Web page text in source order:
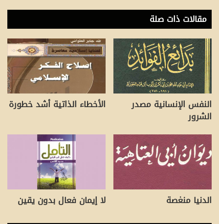
مقالات ذات صلة
النفس الإنسانية مصدر
الشرور
الأخطاء الذاتية أشد خطورة
الدنيا منغصة لا إيمان فعال بدون يقين